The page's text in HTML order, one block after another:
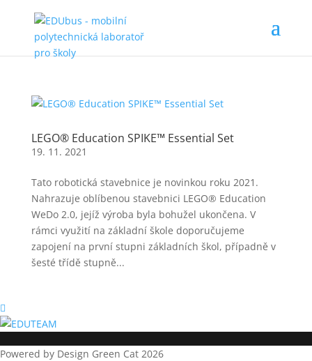
LEGO® Education SPIKE™ Essential Set
19. 11. 2021
Tato robotická stavebnice je novinkou roku 2021.
Nahrazuje oblíbenou stavebnici LEGO® Education
WeDo 2.0, jejíž výroba byla bohužel ukončena. V
rámci využití na základní škole doporučujeme
zapojení na první stupni základních škol, případně v
šesté třídě stupně...

Powered by Design Green Cat 2026